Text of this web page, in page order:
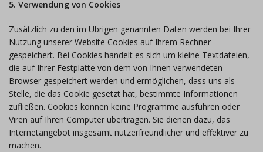
5. Verwendung von Cookies
Zusätzlich zu den im Übrigen genannten Daten werden bei Ihrer
Nutzung unserer Website Cookies auf Ihrem Rechner
gespeichert. Bei Cookies handelt es sich um kleine Textdateien,
die auf Ihrer Festplatte von dem von Ihnen verwendeten
Browser gespeichert werden und ermöglichen, dass uns als
Stelle, die das Cookie gesetzt hat, bestimmte Informationen
zufließen. Cookies können keine Programme ausführen oder
Viren auf Ihren Computer übertragen. Sie dienen dazu, das
Internetangebot insgesamt nutzerfreundlicher und effektiver zu
machen.